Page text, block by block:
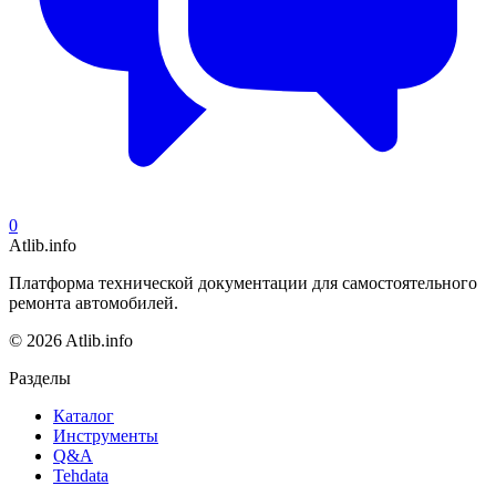
0
Atlib.info
Платформа технической документации для самостоятельного
ремонта автомобилей.
© 2026 Atlib.info
Разделы
Каталог
Инструменты
Q&A
Tehdata